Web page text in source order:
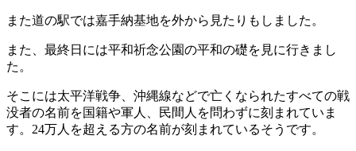
また道の駅では嘉手納基地を外から見たりもしました。
また、最終日には平和祈念公園の平和の礎を見に行きまし
た。
そこには太平洋戦争、沖縄線などで亡くなられたすべての戦
没者の名前を国籍や軍人、民間人を問わずに刻まれていま
す。24万人を超える方の名前が刻まれているそうです。